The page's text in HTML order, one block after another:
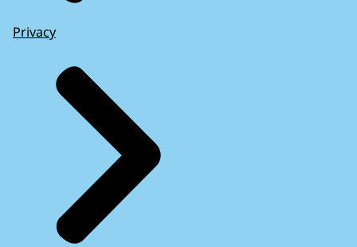
Privacy